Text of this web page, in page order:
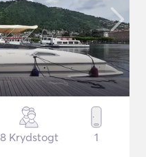
8 Krydstogt 1